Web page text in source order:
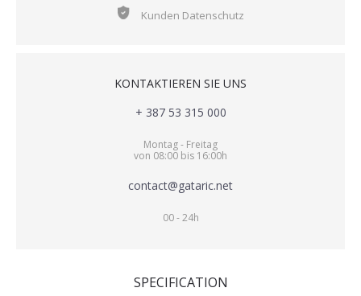
Kunden Datenschutz
KONTAKTIEREN SIE UNS
+ 387 53 315 000
Montag - Freitag
von 08:00 bis 16:00h
contact@gataric.net
00 - 24h
SPECIFICATION